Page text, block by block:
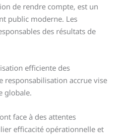
de rendre compte, est un
public moderne. Les
des résultats de
efficiente des
responsabilisation accrue vise
globale.
face à des attentes
efficacité opérationnelle et